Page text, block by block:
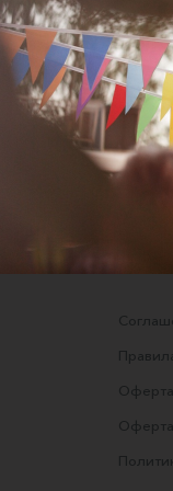
детский чепчик с
помпоном
Simple Wear
2900 ₽